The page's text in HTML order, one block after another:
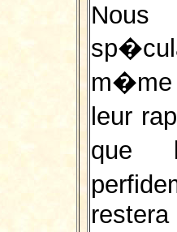
leur
que